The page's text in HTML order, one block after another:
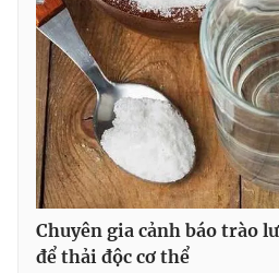
Chuyên gia cảnh báo trào
để thải độc cơ thể